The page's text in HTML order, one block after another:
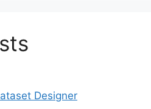
Designer